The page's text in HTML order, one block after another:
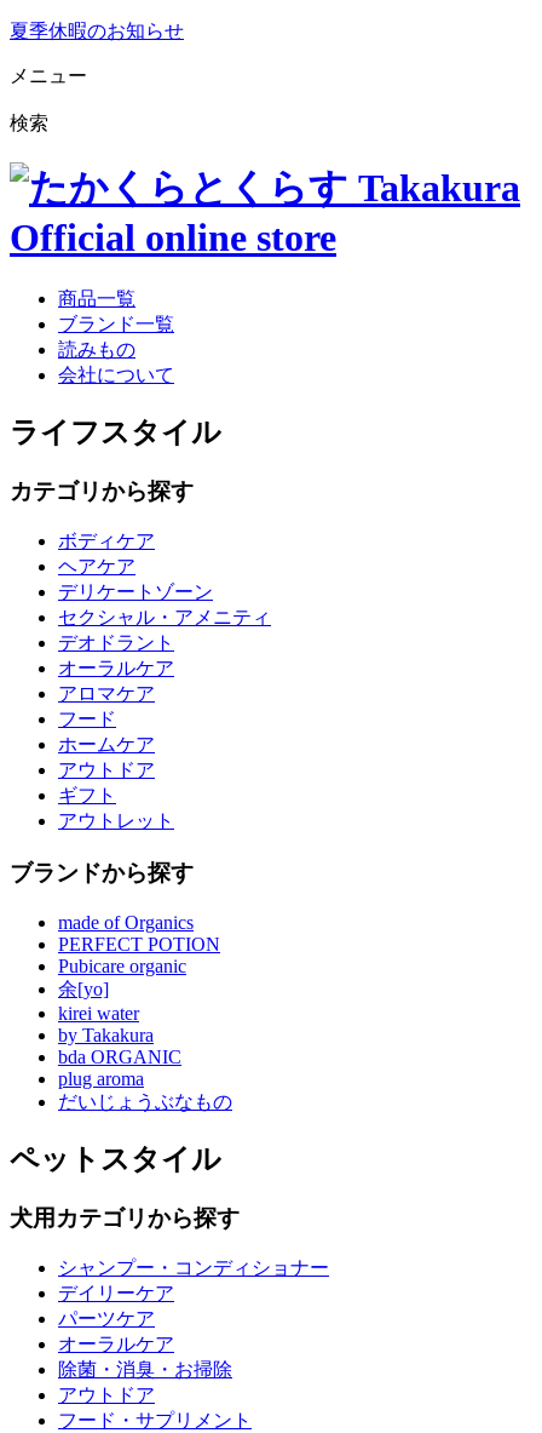
夏季休暇のお知らせ
メニュー
検索
商品一覧
ブランド一覧
読みもの
会社について
ライフスタイル
カテゴリから探す
ボディケア
ヘアケア
デリケートゾーン
セクシャル・アメニティ
デオドラント
オーラルケア
アロマケア
フード
ホームケア
アウトドア
ギフト
アウトレット
ブランドから探す
made of Organics
PERFECT POTION
Pubicare organic
余[yo]
kirei water
by Takakura
bda ORGANIC
plug aroma
だいじょうぶなもの
ペットスタイル
犬用カテゴリから探す
シャンプー・コンディショナー
デイリーケア
パーツケア
オーラルケア
除菌・消臭・お掃除
アウトドア
フード・サプリメント